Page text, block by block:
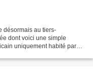
désormais au tiers-
dont voici une simple
uniquement habité par